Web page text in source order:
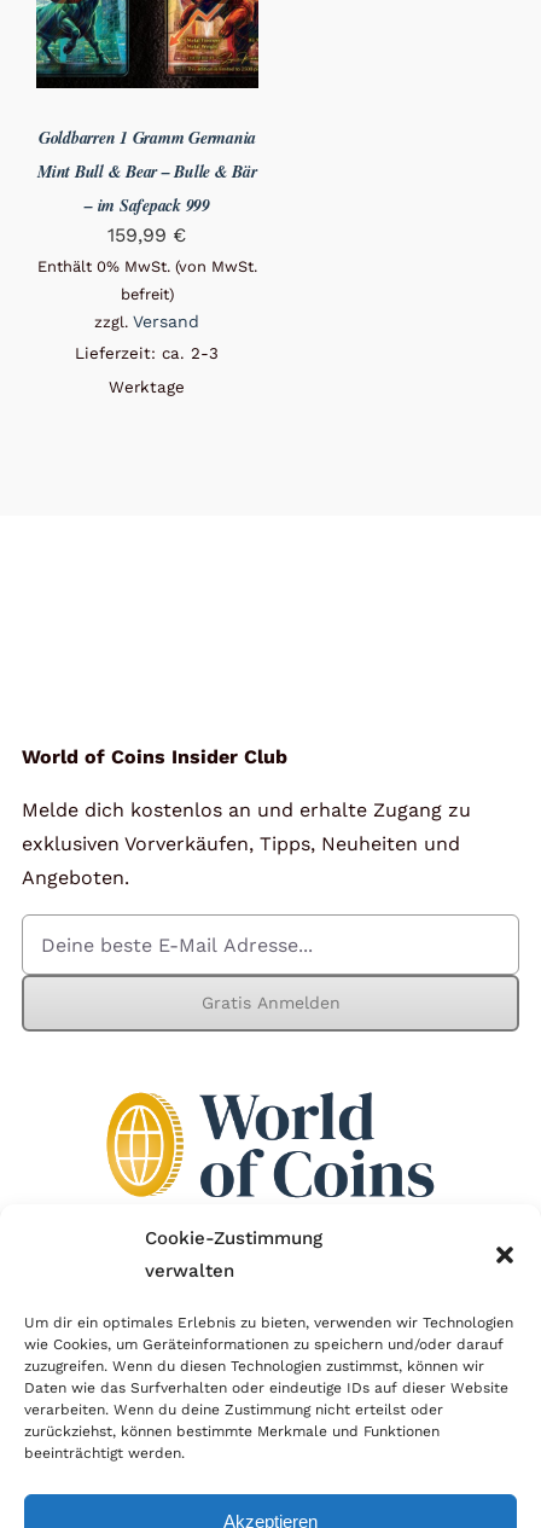
Cookie-Zustimmung
verwalten
Um dir ein optimales Erlebnis zu bieten, verwenden wir Technologien
wie Cookies, um Geräteinformationen zu speichern und/oder darauf
zuzugreifen. Wenn du diesen Technologien zustimmst, können wir
Daten wie das Surfverhalten oder eindeutige IDs auf dieser Website
verarbeiten. Wenn du deine Zustimmung nicht erteilst oder
zurückziehst, können bestimmte Merkmale und Funktionen
beeinträchtigt werden.
Akzeptieren
Goldbarren 1 Gramm Germania
Mint Bull & Bear – Bulle & Bär
– im Safepack 999
159,99 €
Enthält 0% MwSt. (von MwSt.
befreit)
zzgl.Versand
Lieferzeit: ca. 2-3
Werktage
World of Coins Insider Club
Melde dich kostenlos an und erhalte Zugang zu
exklusiven Vorverkäufen, Tipps, Neuheiten und
Angeboten.
Gratis Anmelden
Der Händlerbund setzt sich für sicheren und
erfolgreichen E-Commerce ein. Auch wir sind wie
viele Onlineshops im Netz Mitglied im Händlerbund
und unterstützen fairen Onlinehandel.